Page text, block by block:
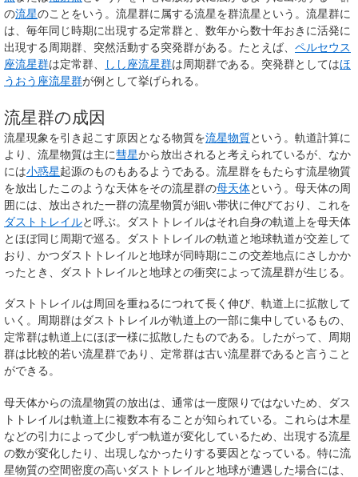
の流星のことをいう。流星群に属する流星を群流星という。流星群に
は、毎年同じ時期に出現する定常群と、数年から数十年おきに活発に
出現する 周期群 、突然活動する突発群がある。たとえば、 ペルセウス
座流星群は定常群、 しし座流星群は周期群である。突発群としてはほ
うおう座流星群が例として挙げられる。
流星群の成因
流星現象を引き起こす原因となる物質を流星物質という。軌道計算に
より、流星物質は主に彗星から放出されると考えられているが、なか
には小惑星起源のものもあるようである。流星群をもたらす流星物質
を放出したこのような天体をその流星群の母天体という。母天体の周
囲には、放出された一群の流星物質が細い帯状に伸びており、これを
ダストトレイルと呼ぶ。ダストトレイルはそれ自身の軌道上を母天体
とほぼ同じ周期で巡る。ダストトレイルの軌道と地球軌道が交差して
おり、かつダストトレイルと地球が同時期にこの交差地点にさしかか
ったとき、ダストトレイルと地球との衝突によって流星群が生じる。
ダストトレイルは周回を重ねるにつれて長く伸び、軌道上に拡散して
いく。周期群はダストトレイルが軌道上の一部に集中しているもの、
定常群は軌道上にほぼ一様に拡散したものである。したがって、周期
群は比較的若い流星群であり、定常群は古い流星群であると言うこと
ができる。
母天体からの流星物質の放出は、通常は一度限りではないため、ダス
トトレイルは軌道上に複数本有ることが知られている。これらは木星
などの引力によって少しずつ軌道が変化しているため、出現する流星
の数が変化したり、出現しなかったりする要因となっている。特に流
星物質の空間密度の高いダストトレイルと地球が遭遇した場合には、